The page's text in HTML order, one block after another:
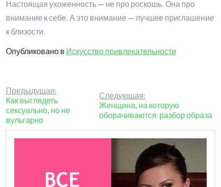
Настоящая ухоженность — не про роскошь. Она про
внимание к себе. А это внимание — лучшее приглашение
к близости.
Опубликовано в Искусство привлекательности
Навигация
по
записям
Предыдущая:
Как выглядеть
сексуально, но не
вульгарно
Следующая:
Женщина, на которую
оборачиваются: разбор образа